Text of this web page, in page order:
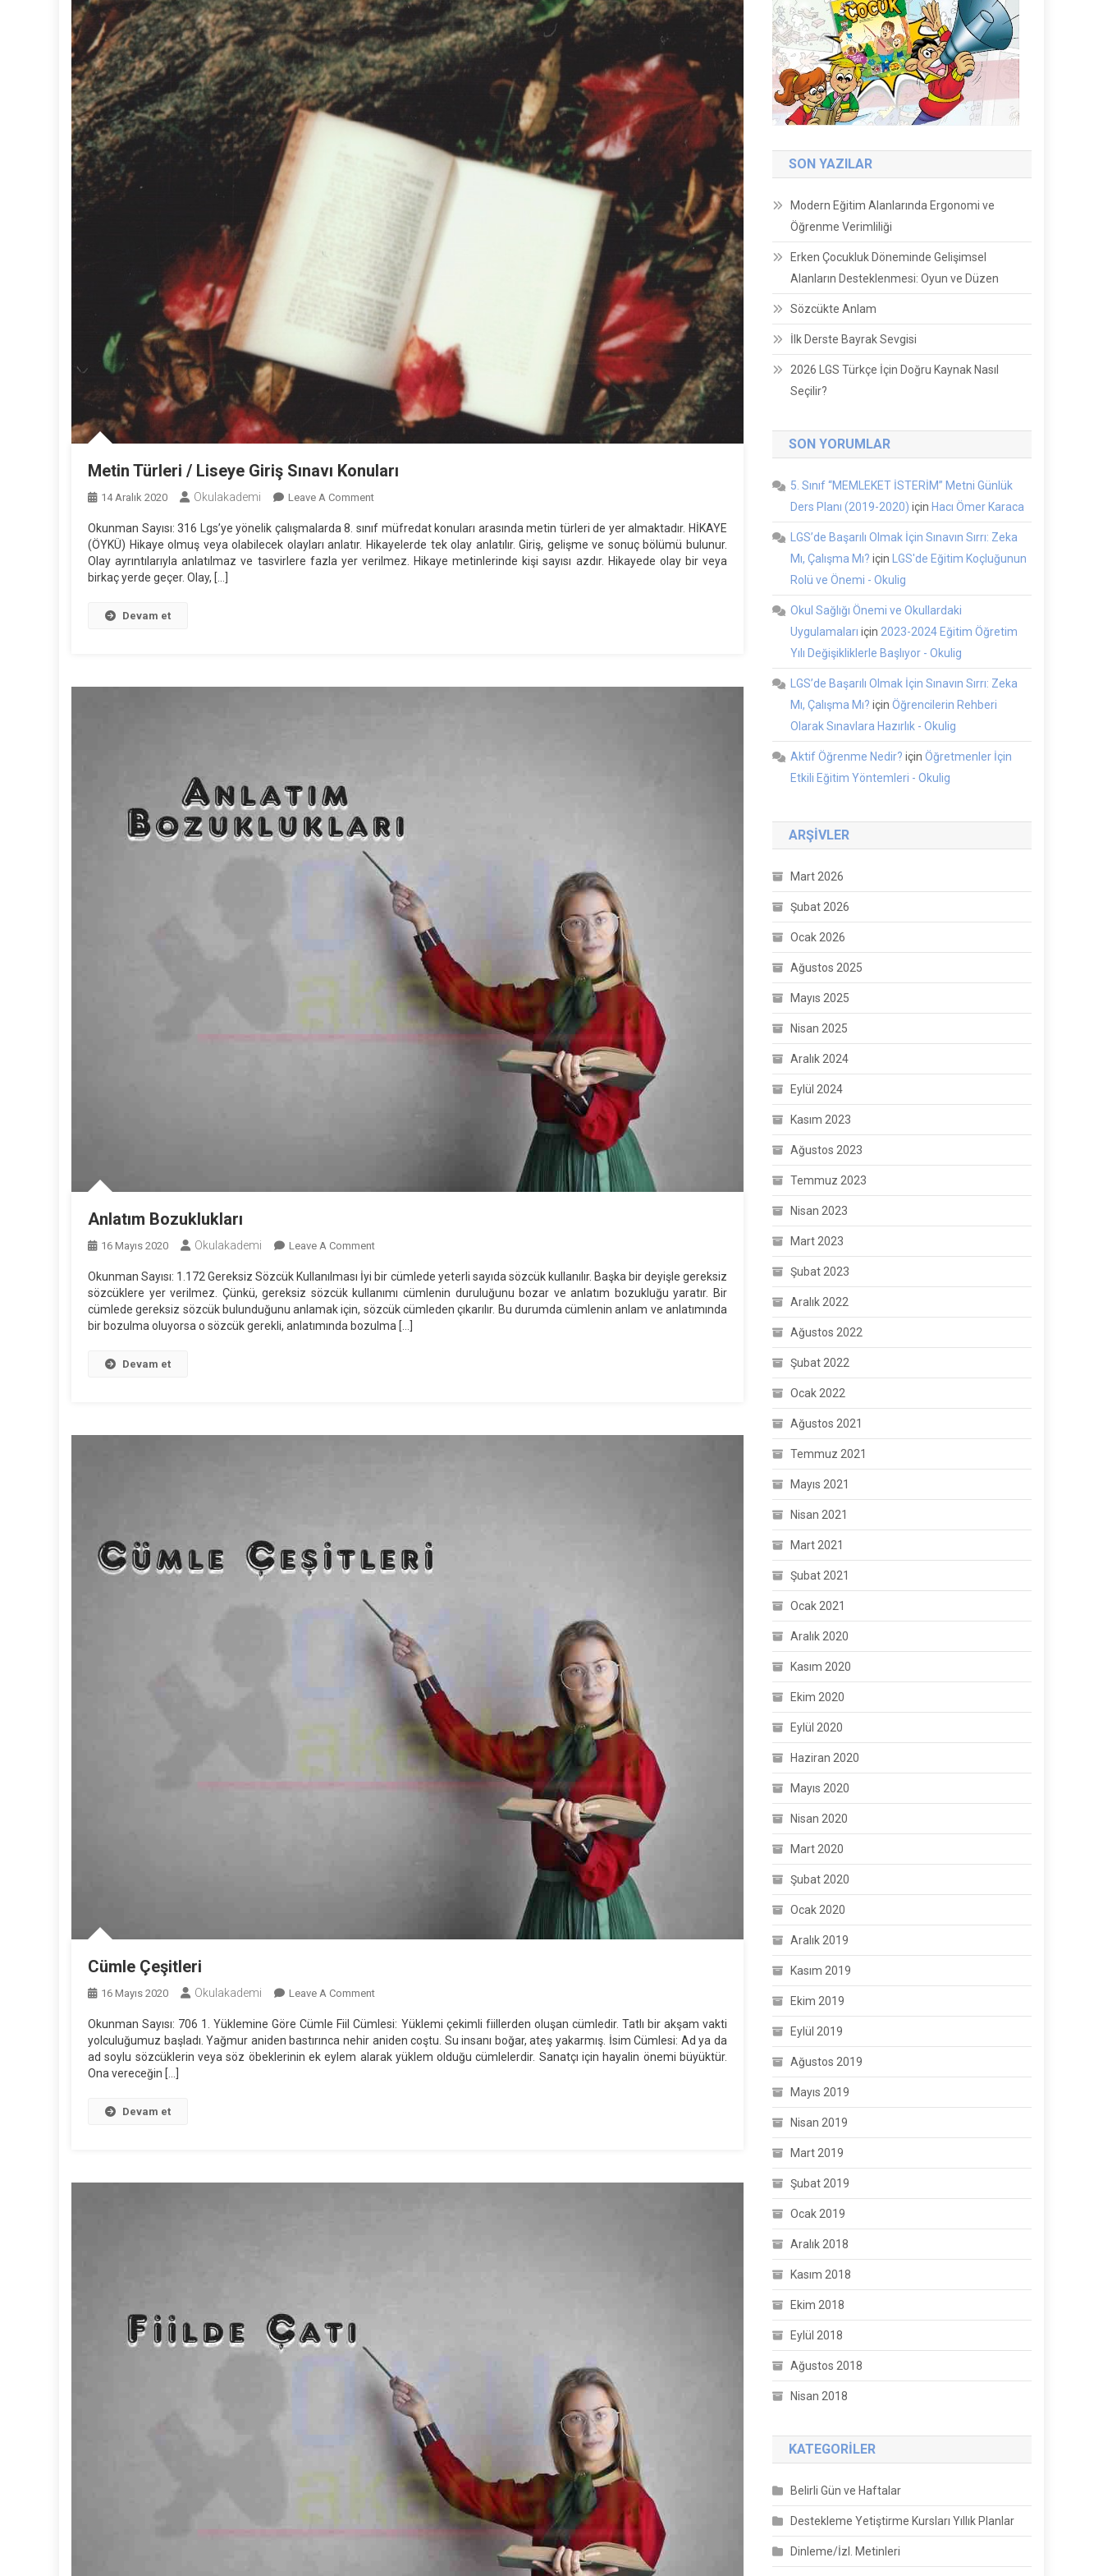
Metin Türleri / Liseye Giriş Sınavı Konuları
14 Aralık 2020 Okulakademi Leave A CommentOn
Türleri
Okunman Sayısı: 316 Lgs’ye yönelik çalışmalarda 8. sınıf müfredat konuları arasında metin türleri de yer almaktadır. HİKAYE
(ÖYKÜ) Hikaye olmuş veya olabilecek olayları anlatır. Hikayelerde tek olay anlatılır. Giriş, gelişme ve sonuç bölümü bulunur.
Olay ayrıntılarıyla anlatılmaz ve tasvirlere fazla yer verilmez. Hikaye metinlerinde kişi sayısı azdır. Hikayede olay bir veya
birkaç yerde geçer. Olay, […]
Devam et
Anlatım Bozuklukları
16 Mayıs 2020 Okulakademi Leave A CommentOn
Bozuklukları
Okunman Sayısı: 1.172 Gereksiz Sözcük Kullanılması İyi bir cümlede yeterli sayıda sözcük kullanılır. Başka bir deyişle gereksiz
sözcüklere yer verilmez. Çünkü, gereksiz sözcük kullanımı cümlenin duruluğunu bozar ve anlatım bozukluğu yaratır. Bir
cümlede gereksiz sözcük bulunduğunu anlamak için, sözcük cümleden çıkarılır. Bu durumda cümlenin anlam ve anlatımında
bir bozulma oluyorsa o sözcük gerekli, anlatımında bozulma […]
Devam et
Cümle Çeşitleri
16 Mayıs 2020 Okulakademi Leave A CommentOn
Çeşitleri
Okunman Sayısı: 706 1. Yüklemine Göre Cümle Fiil Cümlesi: Yüklemi çekimli fiillerden oluşan cümledir. Tatlı bir akşam vakti
yolculuğumuz başladı. Yağmur aniden bastırınca nehir aniden coştu. Su insanı boğar, ateş yakarmış. İsim Cümlesi: Ad ya da
ad soylu sözcüklerin veya söz öbeklerinin ek eylem alarak yüklem olduğu cümlelerdir. Sanatçı için hayalin önemi büyüktür.
Ona vereceğin […]
Devam et
SON YAZILAR
Modern Eğitim Alanlarında Ergonomi ve
Öğrenme Verimliliği
Erken Çocukluk Döneminde Gelişimsel
Alanların Desteklenmesi: Oyun ve Düzen
Sözcükte Anlam
İlk Derste Bayrak Sevgisi
2026 LGS Türkçe İçin Doğru Kaynak Nasıl
Seçilir?
SON YORUMLAR
5. Sınıf “MEMLEKET İSTERİM” Metni Günlük
Ders Planı (2019-2020) için Hacı Ömer Karaca
LGS’de Başarılı Olmak İçin Sınavın Sırrı: Zeka
Mı, Çalışma Mı? için
LGS'de Eğitim Koçluğunun
Rolü ve Önemi - Okulig
Okul Sağlığı Önemi ve Okullardaki
Uygulamaları için 2023-2024 Eğitim Öğretim
Yılı Değişikliklerle Başlıyor - Okulig
LGS’de Başarılı Olmak İçin Sınavın Sırrı: Zeka
Mı, Çalışma Mı? içinÖğrencilerin Rehberi
Olarak Sınavlara Hazırlık - Okulig
Aktif Öğrenme Nedir? içinÖğretmenler İçin
Etkili Eğitim Yöntemleri - Okulig
ARŞIVLER
Mart 2026
Şubat 2026
Ocak 2026
Ağustos 2025
Mayıs 2025
Nisan 2025
Aralık 2024
Eylül 2024
Kasım 2023
Ağustos 2023
Temmuz 2023
Nisan 2023
Mart 2023
Şubat 2023
Aralık 2022
Ağustos 2022
Şubat 2022
Ocak 2022
Ağustos 2021
Temmuz 2021
Mayıs 2021
Nisan 2021
Mart 2021
Şubat 2021
Ocak 2021
Aralık 2020
Kasım 2020
Ekim 2020
Eylül 2020
Haziran 2020
Mayıs 2020
Nisan 2020
Mart 2020
Şubat 2020
Ocak 2020
Aralık 2019
Kasım 2019
Ekim 2019
Eylül 2019
Ağustos 2019
Mayıs 2019
Nisan 2019
Mart 2019
Şubat 2019
Ocak 2019
Aralık 2018
Kasım 2018
Ekim 2018
Eylül 2018
Ağustos 2018
Nisan 2018
KATEGORILER
Belirli Gün ve Haftalar
Destekleme Yetiştirme Kursları Yıllık Planlar
Dinleme/İzl. Metinleri